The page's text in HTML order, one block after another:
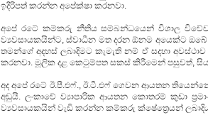
ඉදිරිපත් කරන්න අපේක්ෂා කරනවා.
අපේ රටේ කම්කරු නීතිය සම්බන්ධයෙන් විශාල
ව්‍යවසායකයින්ට, ස්වාධීන මත දරන ඕනම අයෙක්ට
තමන්ගේ අදහස් ලබාදිමට කැමැති නම් ඒ සදහා
කරනවා. මූලික දළ කෙටුම්පත සකස් කිරීමෙන් පසුවත්,
අද අපේ රටේ ඊ.පී.එෆ්., ඊ.ටී.එෆ් ගෙවන ආයතන
අඩුයි. ලංකාවේ ව්‍යාපාරික ආයතන කොතරම් කුඩා
ව්‍යවසායකයින් වැඩි කරන්න කම්කරු ක්ෂේත්‍රෙයන් ලබාදිය